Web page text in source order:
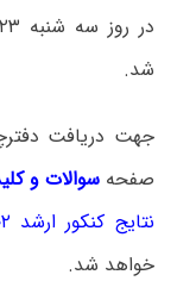
شد.
جهت دریافت
صفحه سوالات و کلید
نتایج کنکور ارشد ۱۴۰۲
خواهد شد.